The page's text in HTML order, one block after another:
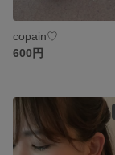
copain♡
600円